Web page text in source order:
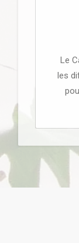
Le
les